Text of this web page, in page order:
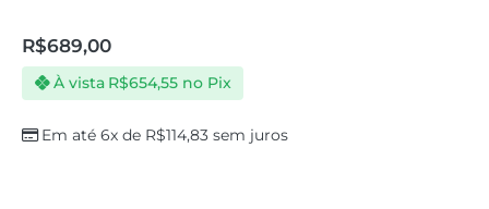
R$689,00
Em até 6x de R$114,83 sem juros
À vista R$654,55 no Pix